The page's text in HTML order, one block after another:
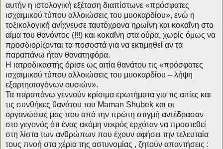
αυτήν η ιστολογική εξέταση διαπίστωνε «πρόσφατες
ισχαιμικού τύπου αλλοιώσεις του μυοκαρδίου», ενώ η
τοξικολογική ανίχνευσε ταυτόχρονα ηρωίνη και κοκαΐνη στο
αίμα του θανόντος (!!!) και κοκαΐνη στα ούρα, χωρίς όμως να
προσδιορίζονται τα ποσοστά για να εκτιμηθεί αν τα
παραπάνω ήταν θανατηφόρα.
Η ιατροδικαστής όρισε ως αιτία θανάτου τις «πρόσφατες
ισχαιμικού τύπου αλλοιώσεις του μυοκαρδίου – λήψη
εξαρτησιογόνων ουσιών».
Τα παραπάνω γεννούν κρίσιμα ερωτήματα για τις αιτίες και
τις συνθήκες θανάτου του Μaman Shubek και οι
οργανώσεις μας που από την πρώτη στιγμή αντέδρασαν
στο γεγονός ότι ένας ακόμη νεκρός ερχόταν να προστεθεί
στη λίστα των ανθρώπων που έχουν αφήσει την τελευταία
τους πνοή στα χέρια της αστυνομίας , ζητούν απαντήσεις :